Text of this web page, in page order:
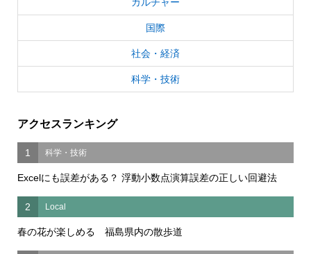
国際
社会・経済
科学・技術
アクセスランキング
1 科学・技術
Excelにも誤差がある？ 浮動小数点演算誤差の正しい回避法
2 Local
春の花が楽しめる 福島県内の散歩道